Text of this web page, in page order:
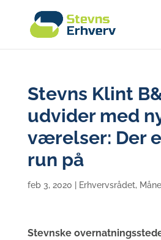
Stevns Klint
udvider med
værelser: Der
run på
feb 3, 2020 Erhvervsrådet,
Stevnske